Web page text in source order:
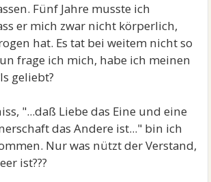
Fünf Jahre musste ich
er mich zwar nicht körperlich,
hat. Es tat bei weitem nicht so
frage ich mich, habe ich meinen
geliebt?
"...daß Liebe das Eine und eine
das Andere ist..." bin ich
Nur was nützt der Verstand,
ist???